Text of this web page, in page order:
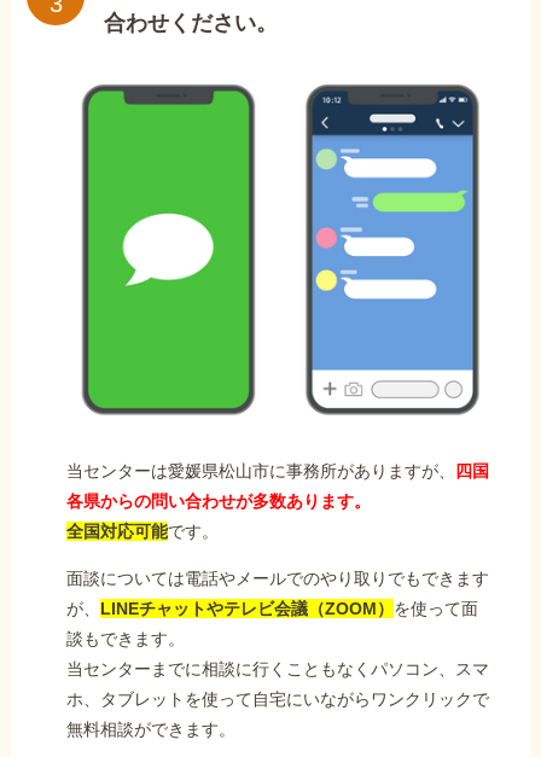
合わせください。
当センターは愛媛県松山市に事務所がありますが、
四国
各県からの問い合わせが多数あります。
全国対応可能です。
面談については電話やメールでのやり取りでもできます
が、 LINEチャットやテレビ会議（ZOOM） を使って面
談もできます。
当センターまでに相談に行くこともなくパソコン、スマ
ホ、タブレットを使って自宅にいながらワンクリックで
無料相談ができます。